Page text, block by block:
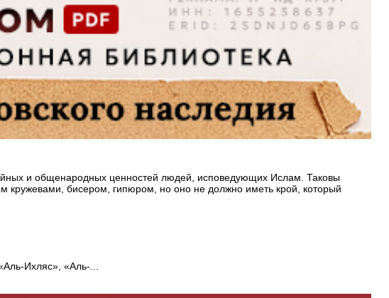
и общенародных ценностей людей, исповедующих Ислам. Таковы
кружевами, бисером, гипюром, но оно не должно иметь крой, который
Ихляс», «Аль-...